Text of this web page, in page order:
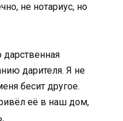
не нотариус, но
дарителя. Я не
бесит другое.
её в наш дом,